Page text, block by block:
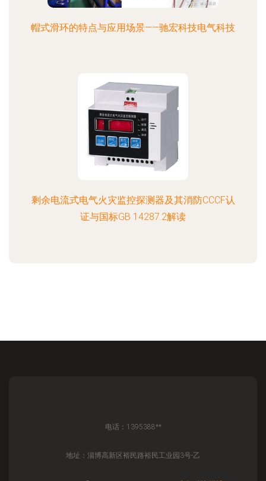
帽式滑环的特点与应用场景——驰宏科技电气科技
剩余电流式电气火灾监控探测器及其消防CCCF认
证与国标GB 14287.2解读
电话：1395388**
地址：淄博高新区裕民路裕民工业园3号-乙